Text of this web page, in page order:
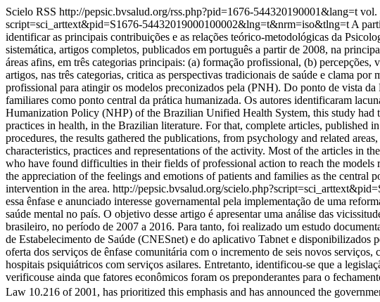
Scielo RSS http://pepsic.bvsalud.org/rss.php?pid=1676-544320190001&lang=t vol.
script=sci_arttext&pid=S1676-54432019000100002&lng=t&nrm=iso&tlng=t A
identificar as principais contribuições e as relações teórico-metodológicas da
sistemática, artigos completos, publicados em português a partir de 2008, na
áreas afins, em três categorias principais: (a) formação profissional, (b)
artigos, nas três categorias, critica as perspectivas tradicionais de saúde e clama
profissional para atingir os modelos preconizados pela (PNH). Do ponto de vista
familiares como ponto central da prática humanizada. Os autores identificaram
Humanization Policy (NHP) of the Brazilian Unified Health System, this study
practices in health, in the Brazilian literature. For that, complete articles, published
procedures, the results gathered the publications, from psychology and related
characteristics, practices and representations of the activity. Most of the articles in
who have found difficulties in their fields of professional action to reach the
the appreciation of the feelings and emotions of patients and families as the
intervention in the area. http://pepsic.bvsalud.org/
essa ênfase e anunciado interesse governamental pela implementação de uma
saúde mental no país. O objetivo desse artigo é apresentar uma análise das
brasileiro, no período de 2007 a 2016. Para tanto, foi realizado um estudo
de Estabelecimento de Saúde (CNESnet) e do aplicativo Tabnet e
oferta dos serviços de ênfase comunitária com o incremento de seis novos
hospitais psiquiátricos com serviços asilares. Entretanto, identificou-se que a
verificouse ainda que fatores econômicos foram os preponderantes para o
Law 10.216 of 2001, has prioritized this emphasis and has announced the